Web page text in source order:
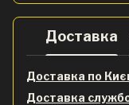
Доставка
Доставка по
Доставка